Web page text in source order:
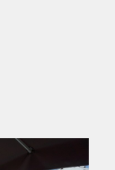
άμεσα,